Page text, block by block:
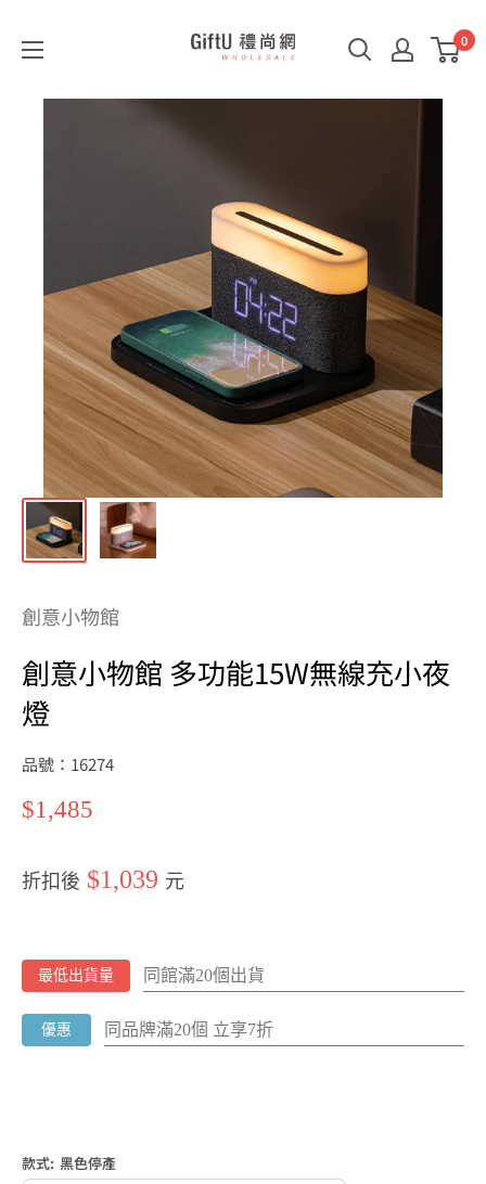
GiftU
尚
0
創意小物館
創意小物館 多功能15W無線充小夜
燈
品號：16274
特
$1,485
折扣後 $1,039 元
最低出貨量 同館滿20個出貨
優惠 同品牌滿20個 立享7折
款式: 黑色停產